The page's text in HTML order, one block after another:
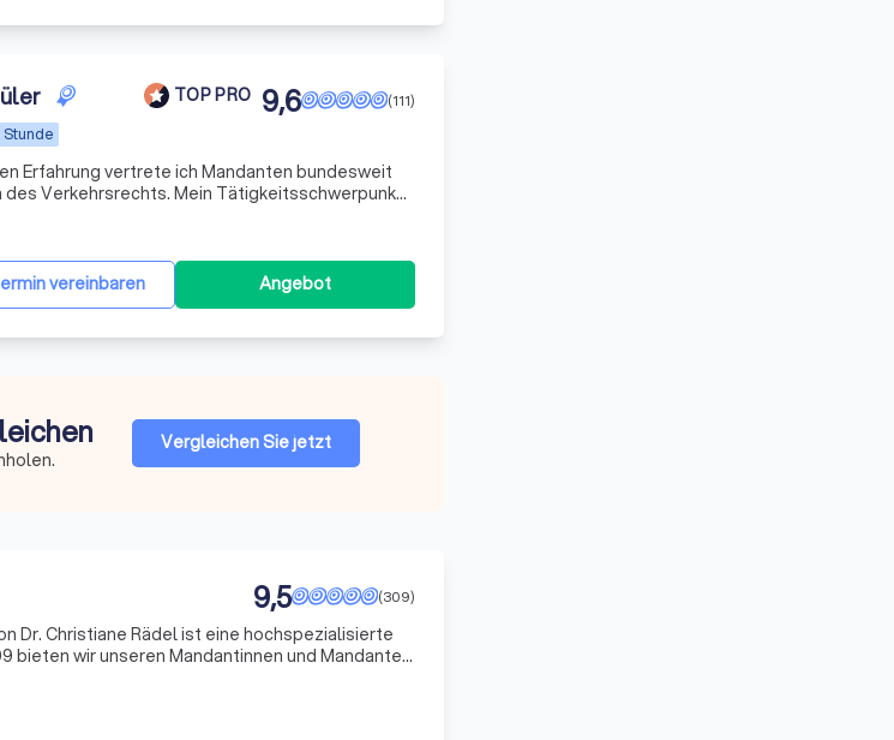
TOP PRO
Stunde
(111)
9,6
Erfahrung vertrete ich Mandanten bundesweit
Verkehrsrechts. Mein Tätigkeitsschwerpunkt
vereinbaren Angebot
Vergleichen Sie jetzt
(309)
9,5
Dr. Christiane Rädel ist eine hochspezialisierte
bieten wir unseren Mandantinnen und Mandanten